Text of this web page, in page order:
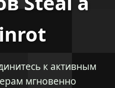
к активным
мгновенно